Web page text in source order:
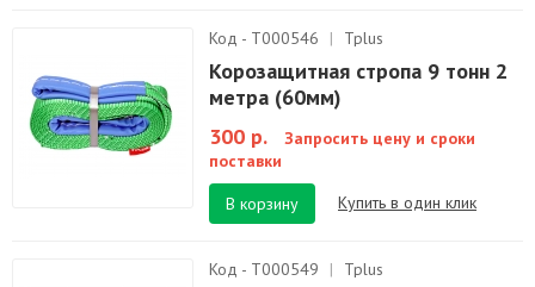
Код - T000546 | Tplus
Корозащитная стропа 9 тонн 2
метра (60мм)
300 р.
Запросить цену и сроки
поставки
В корзину
Купить в один клик
Код - T000549 | Tplus